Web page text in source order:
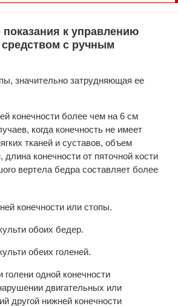
к управлению
с ручным
значительно затрудняющая ее
конечности более чем на 6 см
когда конечность не имеет
тканей и суставов, объем
длина конечности от пяточной кости
вертела бедра составляет более
конечности или стопы.
обоих бедер.
обеих голеней.
голени одной конечности
двигательных или
другой нижней конечности